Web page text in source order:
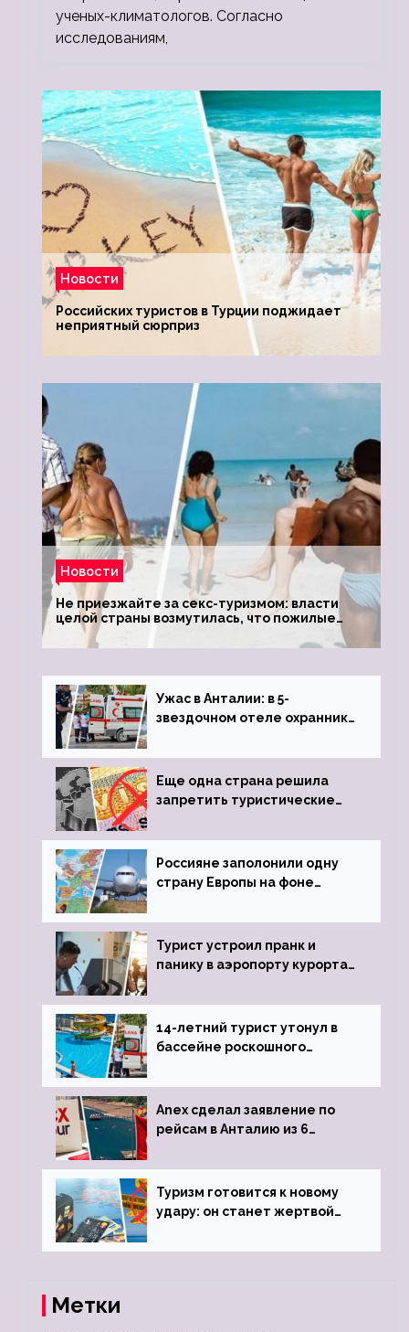
ученых-климатологов. Согласно
исследованиям,
Новости
Российских туристов в Турции поджидает
неприятный сюрприз
Новости
Не приезжайте за секс-туризмом: власти
целой страны возмутилась, что пожилые
туристки массово едут к ним, чтобы
обзавестись молодыми любовниками
Ужас в Анталии: в 5-
звездочном отеле охранник
пистолета
Еще одна страна решила
запретить туристические
Россияне заполонили одну
страну Европы на фоне
виз
Турист устроил пранк и
панику в аэропорту курорта,
задержке рейса
14-летний турист утонул в
бассейне роскошного
Anex сделал заявление по
рейсам в Анталию из 6
Туризм готовится к новому
удару: он станет жертвой
Метки